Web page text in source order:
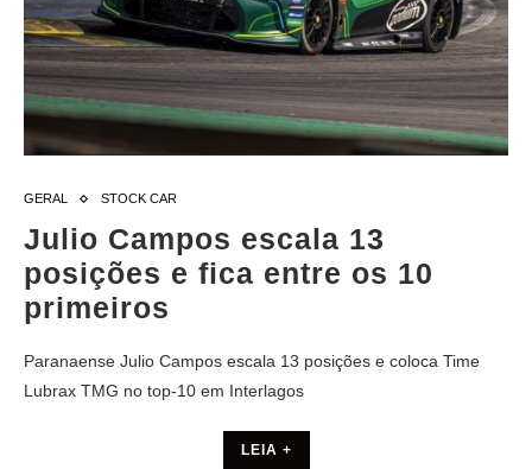
GERAL STOCK CAR
Julio Campos escala 13
posições e fica entre os 10
primeiros
Paranaense Julio Campos escala 13 posições e coloca Time
Lubrax TMG no top-10 em Interlagos
LEIA +